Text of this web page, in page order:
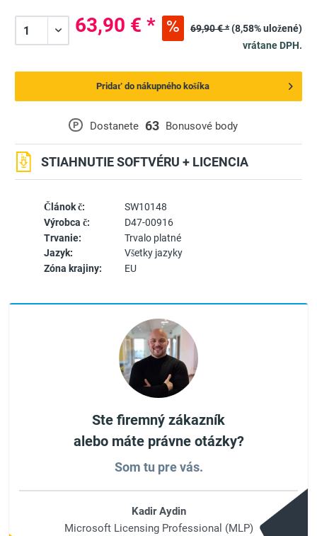
Článok č:
SW10148
Výrobca č:
D47-00916
Trvanie:
Trvalo platné
Jazyk:
Všetky jazyky
Zóna krajiny:
EU
P Dostanete 63 Bonusové body
STIAHNUTIE SOFTVÉRU + LICENCIA
63,90 € * 69,90 € *(8,58% uložené)
vrátane DPH.
Pridať do nákupného košíka
Ste firemný zákazník
alebo máte právne otázky?
Som tu pre vás.
Kadir Aydin
Microsoft Licensing Professional (MLP)